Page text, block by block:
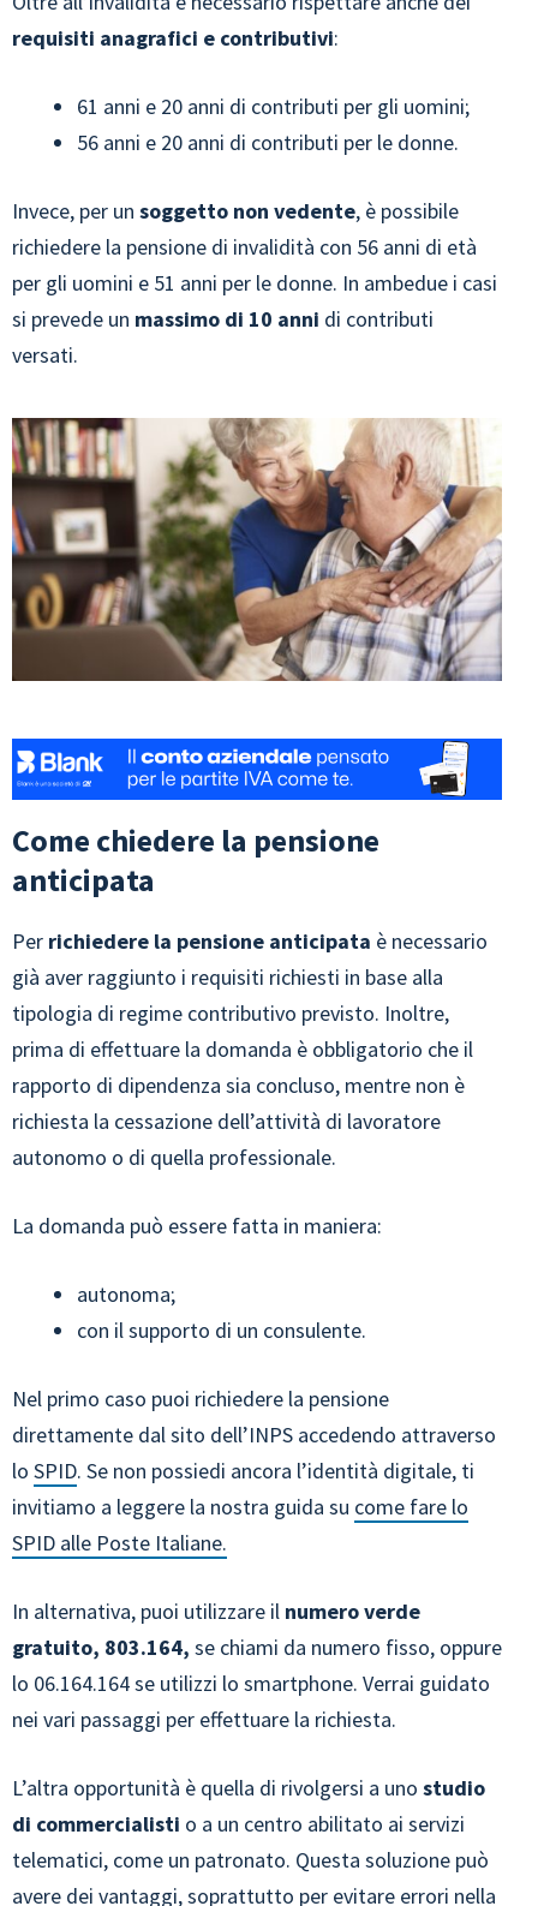
requisiti anagrafici e contributivi:
61 anni e 20 anni di contributi per gli uomini;
56 anni e 20 anni di contributi per le donne.
Invece, per un soggetto non vedente, è possibile
richiedere la pensione di invalidità con 56 anni di età
per gli uomini e 51 anni per le donne. In ambedue i casi
si prevede un massimo di 10 anni di contributi
versati.
Come chiedere la pensione
anticipata
Per richiedere la pensione anticipata è necessario
già aver raggiunto i requisiti richiesti in base alla
tipologia di regime contributivo previsto. Inoltre,
prima di effettuare la domanda è obbligatorio che il
rapporto di dipendenza sia concluso, mentre non è
richiesta la cessazione dell’attività di lavoratore
autonomo o di quella professionale.
La domanda può essere fatta in maniera:
autonoma;
con il supporto di un consulente.
Nel primo caso puoi richiedere la pensione
direttamente dal sito dell’INPS accedendo attraverso
lo SPID. Se non possiedi ancora l’identità digitale, ti
invitiamo a leggere la nostra guida su come fare lo
SPID alle Poste Italiane.
In alternativa, puoi utilizzare il numero verde
gratuito, 803.164, se chiami da numero fisso, oppure
lo 06.164.164 se utilizzi lo smartphone. Verrai guidato
nei vari passaggi per effettuare la richiesta.
L’altra opportunità è quella di rivolgersi a uno studio
di commercialisti o a un centro abilitato ai servizi
telematici, come un patronato. Questa soluzione può
avere dei vantaggi, soprattutto per evitare errori nella